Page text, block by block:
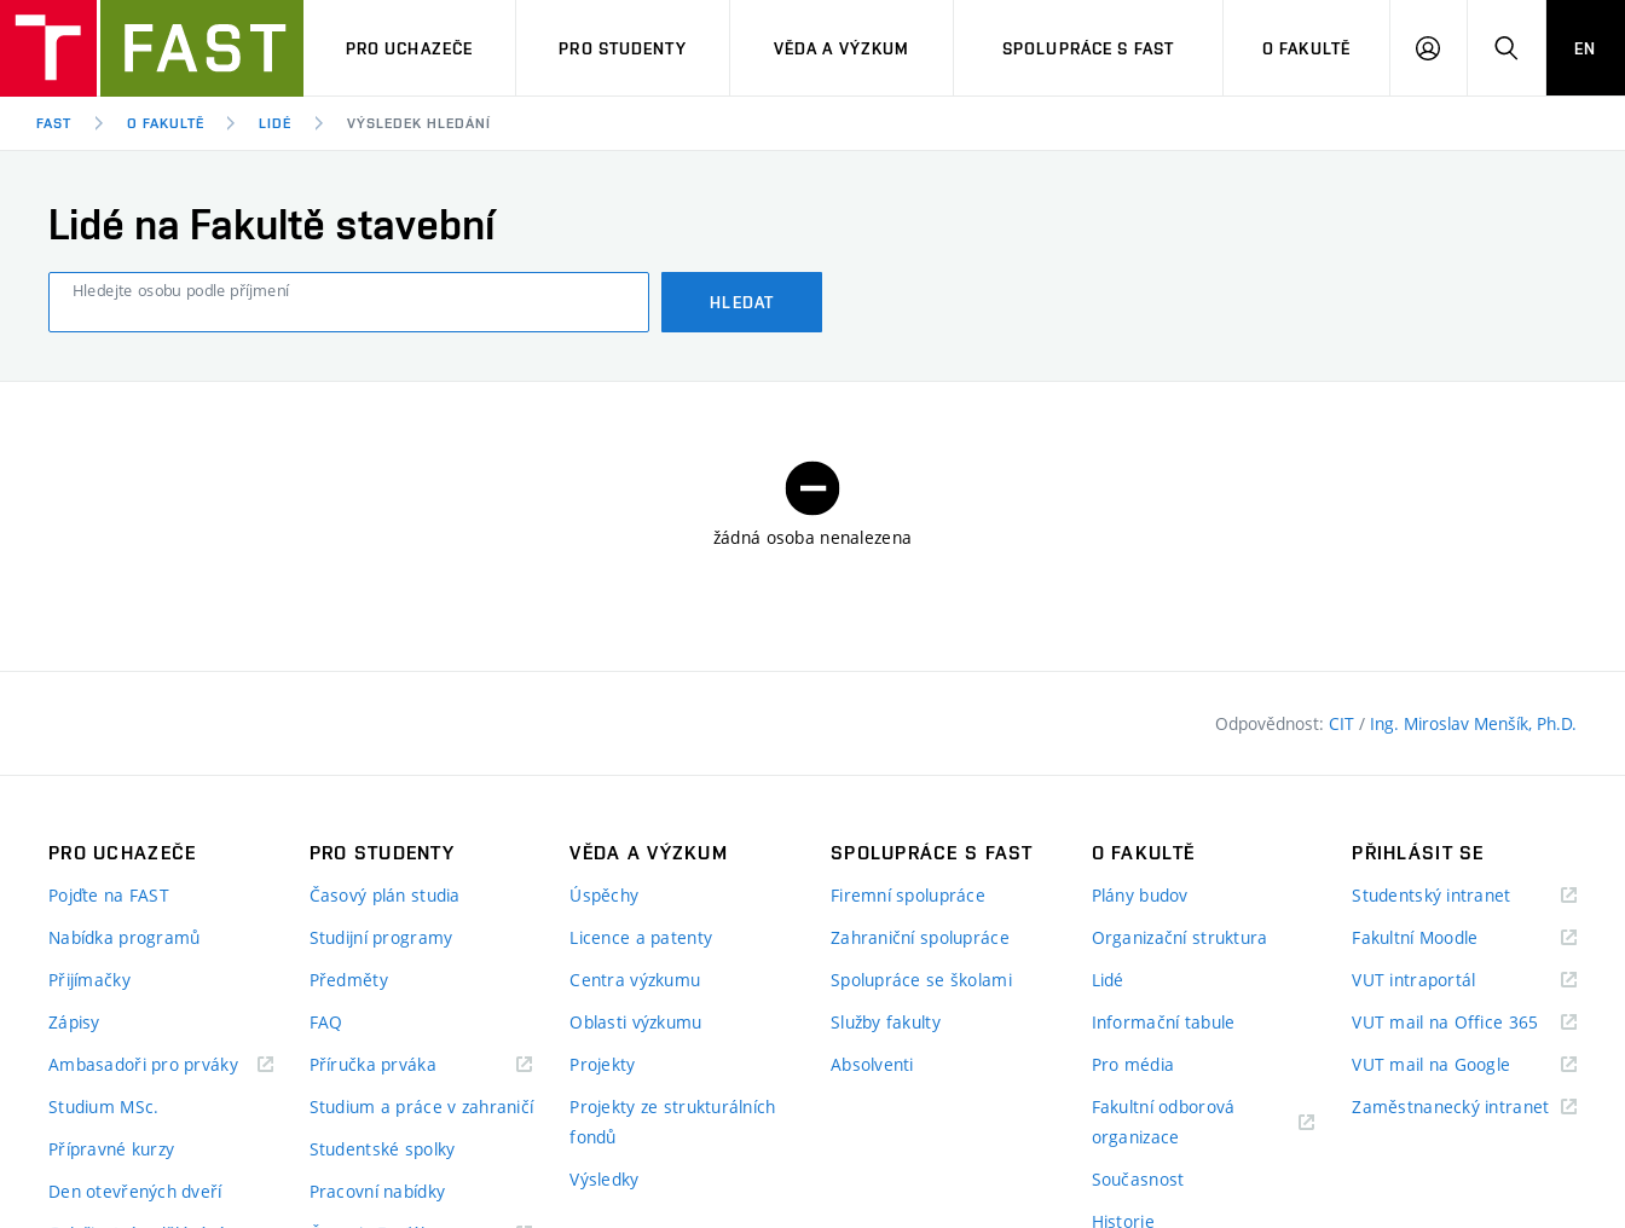
PRO UCHAZEČE PRO STUDENTY VĚDA A VÝZKUM SPOLUPRÁCE S FAST O FAKULTĚ
PŘIHLÁSITHLEDAT
EN
FAST O FAKULTĚ LIDÉ VÝSLEDEK HLEDÁNÍ
Lidé na Fakultě stavební
Hledejte osobu podle příjmení
HLEDAT
žádná osoba nenalezena
Odpovědnost: CIT / Ing. Miroslav Menšík, Ph.D.
PRO UCHAZEČE
Pojďte na FAST
Nabídka programů
Přijímačky
Zápisy
Ambasadoři pro prváky(externí
Studium MSc.
Přípravné kurzy
Den otevřených dveří
PRO STUDENTY
Časový plán studia
Studijní programy
Předměty
FAQ
Příručka prváka(externí
Studium a práce v zahraničí
Studentské spolky
Pracovní nabídky
VĚDA A VÝZKUM
Úspěchy
Licence a patenty
Centra výzkumu
Oblasti výzkumu
Projekty
Projekty ze strukturálních
fondů
Výsledky
SPOLUPRÁCE S FAST
Firemní spolupráce
Zahraniční spolupráce
Spolupráce se školami
Služby fakulty
Absolventi
O FAKULTĚ
Plány budov
Organizační struktura
Lidé
Informační tabule
Pro média
Fakultní odborová
organizace
Současnost
Historie
PŘIHLÁSIT SE
Studentský intranet(externí
Fakultní Moodle
VUT intraportál(externí
VUT mail na Office 365 (externí
VUT mail na Google (externí
Zaměstnanecký intranet(externí